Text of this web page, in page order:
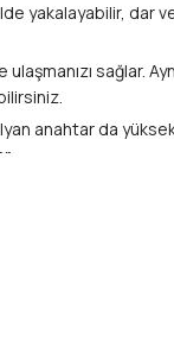
yakalayabilir, dar
sağlar.
anahtar da